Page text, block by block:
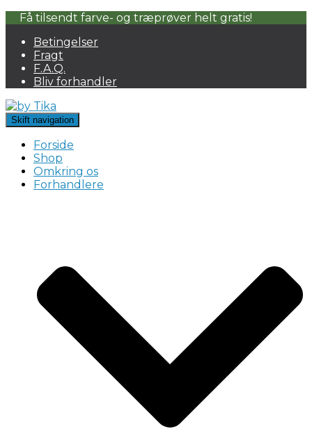
Få tilsendt farve- og træprøver helt gratis!
Betingelser
Fragt
F.A.Q.
Bliv forhandler
Skift navigation
Forside
Shop
Omkring os
Forhandlere